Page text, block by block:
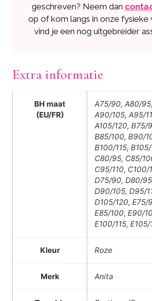
geschreven? Neem dan
op of kom langs in onze fysieke
vind je een nog uitgebreider
Extra informatie
BH maat
(EU/FR)
A75/90, A80/
A90/105, A95/
A105/120, B75/
B85/100, B90/
B100/115,
C80/95, C85/
C95/110, C100/
D75/90, D80/
D90/105, D95/
D105/120, E75/
E85/100, E90/
E100/115, E105/
Kleur Roze
Merk Anita